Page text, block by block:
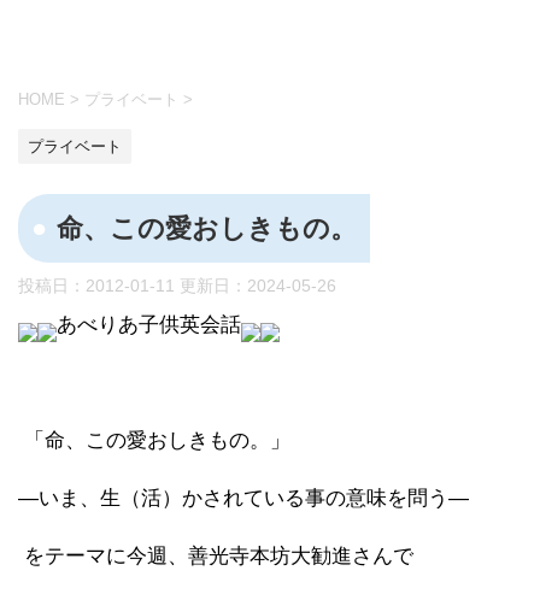
HOME > プライベート >
プライベート
命、この愛おしきもの。
投稿日：2012-01-11 更新日： 2024-05-26
あべりあ子供英会話
「命、この愛おしきもの。」
―いま、生（活）かされている事の意味を問う―
をテーマに今週、善光寺本坊大勧進さんで